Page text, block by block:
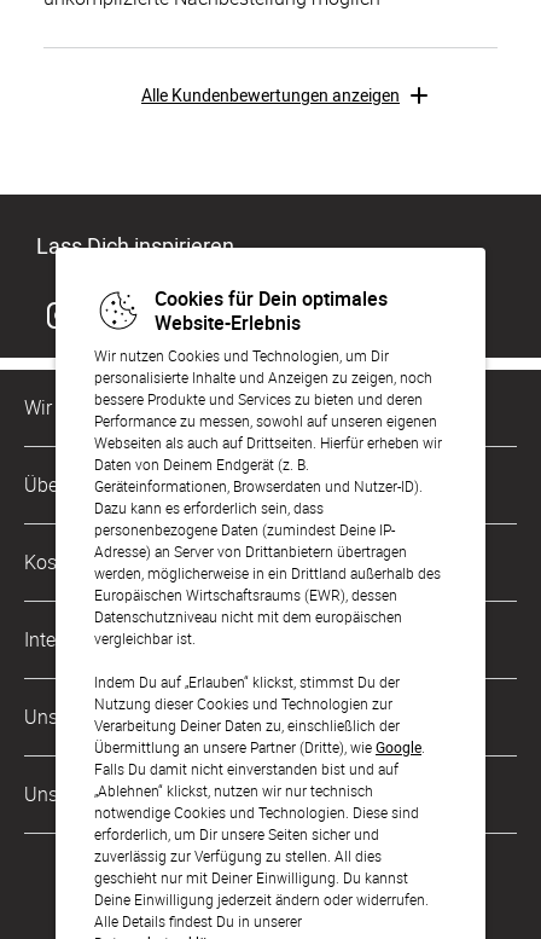
Cookies für Dein optimales
Website-Erlebnis
Wir nutzen Cookies und Technologien, um Dir
personalisierte Inhalte und Anzeigen zu zeigen, noch
bessere Produkte und Services zu bieten und deren
Performance zu messen, sowohl auf unseren eigenen
Webseiten als auch auf Drittseiten. Hierfür erheben wir
Daten von Deinem Endgerät (z. B.
Geräteinformationen, Browserdaten und Nutzer-ID).
Dazu kann es erforderlich sein, dass
personenbezogene Daten (zumindest Deine IP-
Adresse) an Server von Drittanbietern übertragen
werden, möglicherweise in ein Drittland außerhalb des
Europäischen Wirtschaftsraums (EWR), dessen
Datenschutzniveau nicht mit dem europäischen
vergleichbar ist.
Indem Du auf „Erlauben“ klickst, stimmst Du der
Nutzung dieser Cookies und Technologien zur
Verarbeitung Deiner Daten zu, einschließlich der
Übermittlung an unsere Partner (Dritte), wieGoogle
Falls Du damit nicht einverstanden bist und auf
„Ablehnen“ klickst, nutzen wir nur technisch
notwendige Cookies und Technologien. Diese sind
erforderlich, um Dir unsere Seiten sicher und
zuverlässig zur Verfügung zu stellen. All dies
geschieht nur mit Deiner Einwilligung. Du kannst
Deine Einwilligung jederzeit ändern oder widerrufen.
Alle Details findest Du in unserer
Alle Kundenbewertungen anzeigen
Lass Dich inspirieren
Wir sind für Dich da
Kundenservice-Hotline
0049 221 956 725 10
Mo. - Fr. von 9 bis 17 Uhr
kontakt@sendmoments.at
Über Uns
Philosophie
Karriere
Impressum
AGB & Widerrufsrecht
Zahlung & Versand
Datenschutz
Barrierefreiheitserklärung
LLM's
Kostenlose Services
Musterkarten
Digitale Gästelisten
FAQ & Hilfe
International
Deutschland
Schweiz
Frankreich
Unsere Zahlungsarten
Unsere Partner